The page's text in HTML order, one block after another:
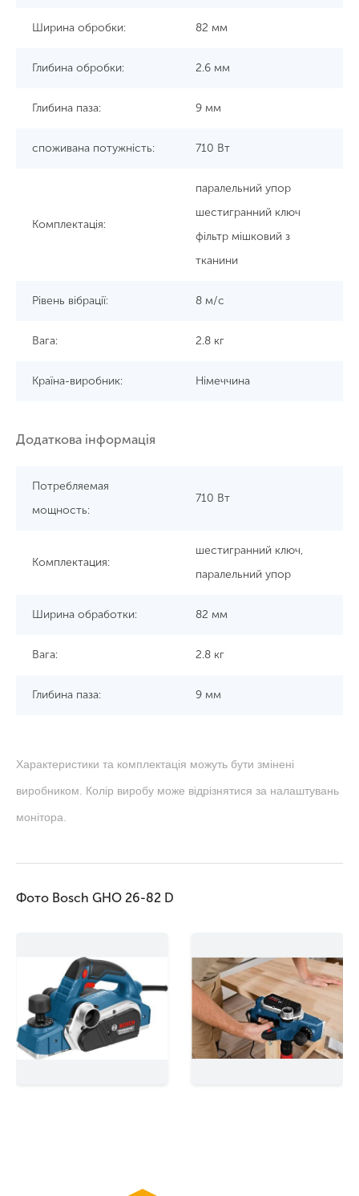
Ширина обробки: 82 мм
Глибина обробки: 2.6 мм
Глибина паза: 9 мм
споживана потужність: 710 Вт
Комплектація:
паралельний упор
шестигранний ключ
фільтр мішковий з
тканини
Рівень вібрації: 8 м/с
Вага: 2.8 кг
Країна-виробник: Німеччина
Додаткова інформація
Потребляемая
мощность:
710 Вт
Комплектация:
шестигранний ключ,
паралельний упор
Ширина обработки: 82 мм
Вага: 2.8 кг
Глибина паза: 9 мм
Характеристики та комплектація можуть бути змінені
виробником. Колір виробу може відрізнятися за налаштувань
монітора.
Фото Bosch GHO 26-82 D